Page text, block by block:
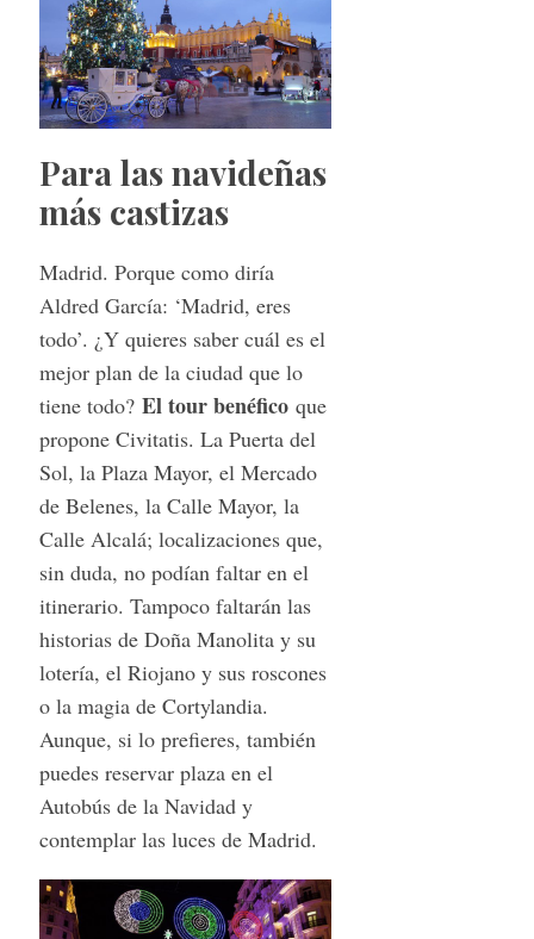
Para las navideñas
más castizas
Madrid. Porque como diría
Aldred García: ‘Madrid, eres
todo’. ¿Y quieres saber cuál es el
mejor plan de la ciudad que lo
tiene todo? El tour benéfico que
propone Civitatis. La Puerta del
Sol, la Plaza Mayor, el Mercado
de Belenes, la Calle Mayor, la
Calle Alcalá; localizaciones que,
sin duda, no podían faltar en el
itinerario. Tampoco faltarán las
historias de Doña Manolita y su
lotería, el Riojano y sus roscones
o la magia de Cortylandia.
Aunque, si lo prefieres, también
puedes reservar plaza en el
Autobús de la Navidad y
contemplar las luces de Madrid.
e
r
h
f